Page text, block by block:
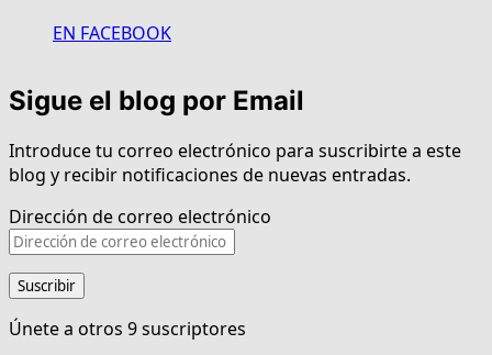
EN FACEBOOK
Sigue el blog por Email
Introduce tu correo electrónico para suscribirte a este
blog y recibir notificaciones de nuevas entradas.
Dirección de correo electrónico
Suscribir
Únete a otros 9 suscriptores